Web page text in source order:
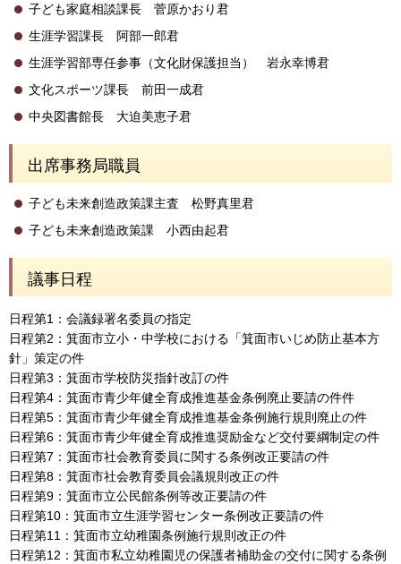
子ども家庭相談課長 菅原かおり君
生涯学習課長 阿部一郎君
生涯学習部専任参事（文化財保護担当） 岩永幸博君
文化スポーツ課長 前田一成君
中央図書館長 大迫美恵子君
出席事務局職員
子ども未来創造政策課主査 松野真里君
子ども未来創造政策課 小西由起君
議事日程
日程第1：会議録署名委員の指定
日程第2：箕面市立小・中学校における「箕面市いじめ防止基本方
針」策定の件
日程第3：箕面市学校防災指針改訂の件
日程第4：箕面市青少年健全育成推進基金条例廃止要請の件件
日程第5：箕面市青少年健全育成推進基金条例施行規則廃止の件
日程第6：箕面市青少年健全育成推進奨励金など交付要綱制定の件
日程第7：箕面市社会教育委員に関する条例改正要請の件
日程第8：箕面市社会教育委員会議規則改正の件
日程第9：箕面市立公民館条例等改正要請の件
日程第10：箕面市立生涯学習センター条例改正要請の件
日程第11：箕面市立幼稚園条例施行規則改正の件
日程第12：箕面市私立幼稚園児の保護者補助金の交付に関する条例